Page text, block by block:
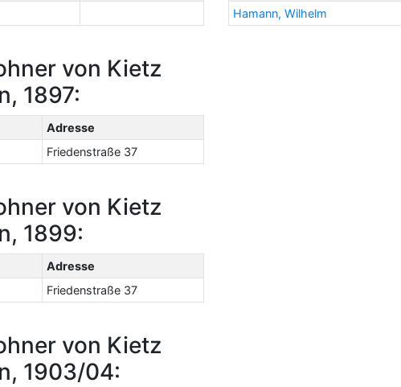
von Kietz
1897:
Adresse
Friedenstraße 37
von Kietz
1899:
Adresse
Friedenstraße 37
von Kietz
1903/04:
Hamann, Wilhelm